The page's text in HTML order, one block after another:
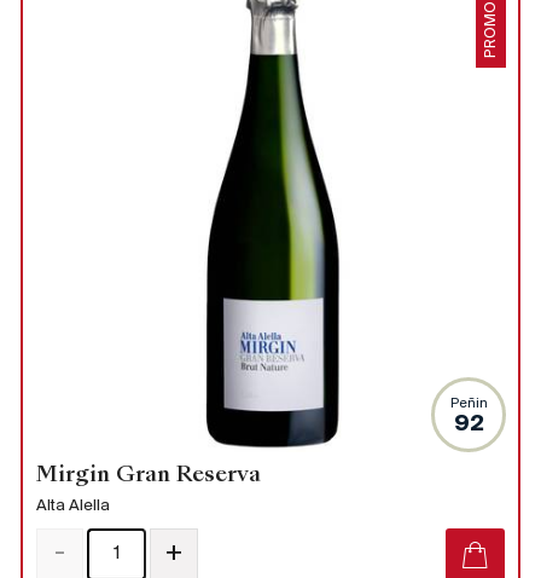
PROMO
Peñin
92
Mirgin Gran Reserva
Alta Alella
- +